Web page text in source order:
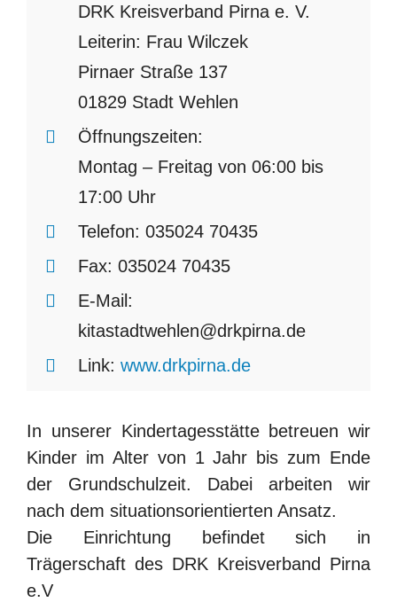
DRK Kreisverband Pirna e. V.
Leiterin: Frau Wilczek
Pirnaer Straße 137
01829 Stadt Wehlen
Öffnungszeiten:
Montag – Freitag von 06:00 bis
17:00 Uhr
Telefon: 035024 70435
Fax: 035024 70435
E-Mail:
kitastadtwehlen@drkpirna.de
Link: www.drkpirna.de
In unserer Kindertagesstätte betreuen wir
Kinder im Alter von 1 Jahr bis zum Ende
der Grundschulzeit. Dabei arbeiten wir
nach dem situationsorientierten Ansatz.
Die Einrichtung befindet sich in
Trägerschaft des DRK Kreisverband Pirna
e.V